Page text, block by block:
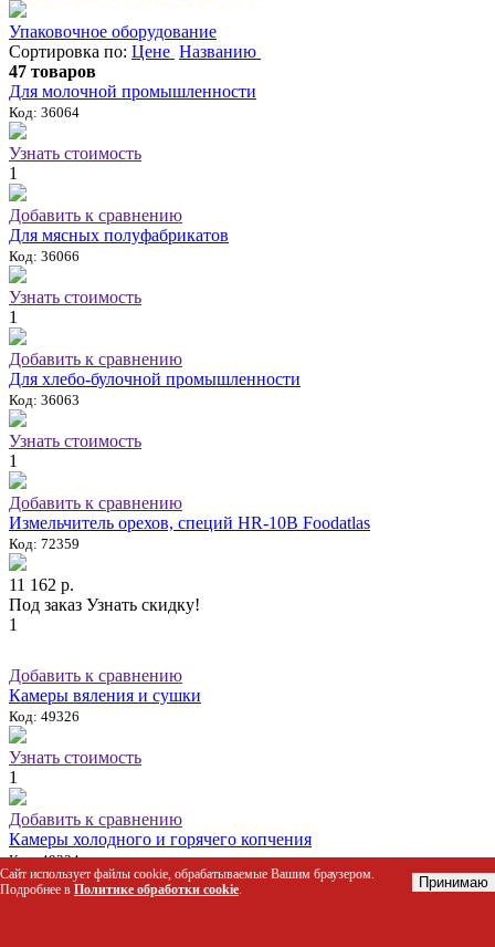
Упаковочное оборудование
Сортировка по: Цене Названию
47 товаров
Для молочной промышленности
Код: 36064
Узнать стоимость
1
Добавить к сравнению
Для мясных полуфабрикатов
Код: 36066
Узнать стоимость
1
Добавить к сравнению
Для хлебо-булочной промышленности
Код: 36063
Узнать стоимость
1
Добавить к сравнению
Измельчитель орехов, специй HR-10В Foodatlas
Код: 72359
11 162 р.
Под заказ Узнать скидку!
1
Добавить к сравнению
Камеры вяления и сушки
Код: 49326
Узнать стоимость
1
Добавить к сравнению
Камеры холодного и горячего копчения
Код: 49324
Узнать стоимость
Сайт использует файлы cookie, обрабатываемые Вашим браузером.
Подробнее в Политике обработки cookie. Принимаю